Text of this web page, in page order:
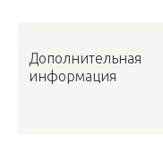
Дополнительная
информация